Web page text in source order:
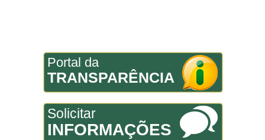
Portal da
TRANSPARÊNCIA
Solicitar
INFORMAÇÕES